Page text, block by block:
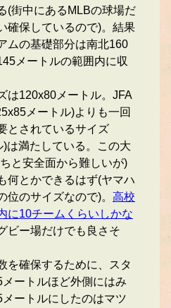
(街中にあるMLBの球場だ
確保しているので)。結果
ムの基礎部分は南北160
メートルの範囲内に収
は120x80メートル。JFA
メートル)よりも一回
とされているサイズ
は満たしている。この大
と安全面から難しいが)
何とかできるはず(ヤマハ
位のサイズなので)。 高校
に10チームくらいしかな
ビー場だけでも良さそ
を確保するために、スタ
ートルほど外側にはみ
ートルにしたのはマツ